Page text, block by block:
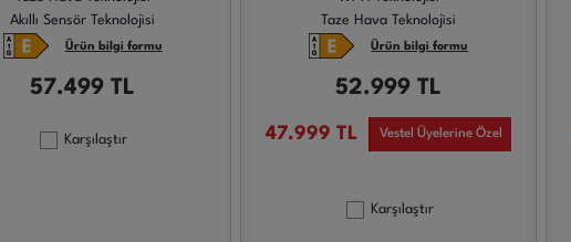
Akıllı Sensör Teknolojisi
Ürün bilgi formu
57.499TL
Karşılaştır
Taze Hava Teknolojisi
Ürün bilgi formu
52.999TL
47.999TL Vestel Üyelerine Özel
Karşılaştır